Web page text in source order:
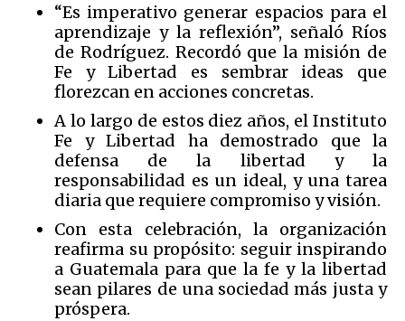
“Es imperativo generar espacios para el
aprendizaje y la reflexión”, señaló Ríos
de Rodríguez. Recordó que la misión de
Fe y Libertad es sembrar ideas que
florezcan en acciones concretas.
A lo largo de estos diez años, el Instituto
Fe y Libertad ha demostrado que la
defensa de la libertad y la
responsabilidad es un ideal, y una tarea
diaria que requiere compromiso y visión.
Con esta celebración, la organización
reafirma su propósito: seguir inspirando
a Guatemala para que la fe y la libertad
sean pilares de una sociedad más justa y
próspera.